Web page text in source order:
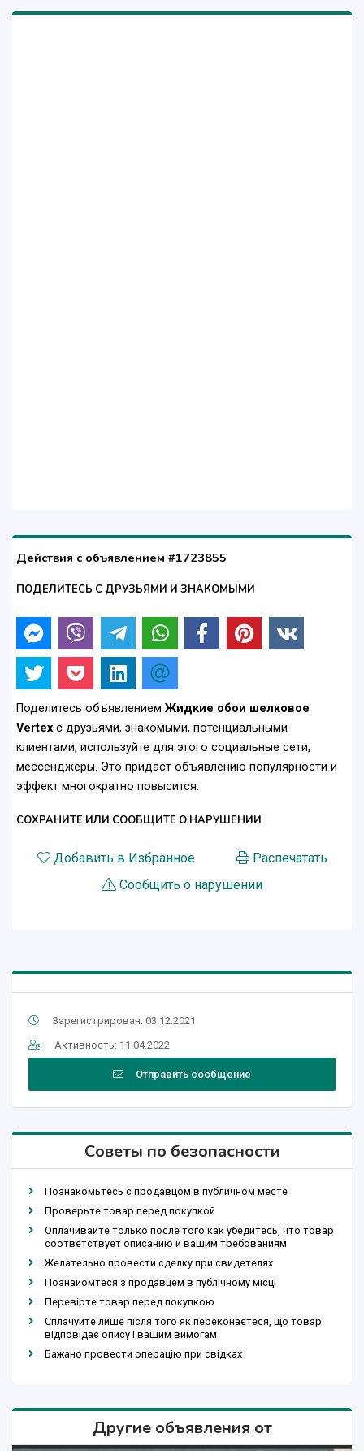
Действия с объявлением #1723855
ПОДЕЛИТЕСЬ С ДРУЗЬЯМИ И ЗНАКОМЫМИ
Поделитесь объявлением Жидкие обои шелковое
Vertex с друзьями, знакомыми, потенциальными
клиентами, используйте для этого социальные сети,
мессенджеры. Это придаст объявлению популярности и
эффект многократно повысится.
СОХРАНИТЕ ИЛИ СООБЩИТЕ О НАРУШЕНИИ
Добавить в Избранное
Распечатать
Сообщить о нарушении
Зарегистрирован: 03.12.2021
Активность: 11.04.2022
Отправить сообщение
Советы по безопасности
Познакомьтесь с продавцом в публичном месте
Проверьте товар перед покупкой
Оплачивайте только после того как убедитесь, что товар
соответствует описанию и вашим требованиям
Желательно провести сделку при свидетелях
Познайомтеся з продавцем в публічному місці
Перевірте товар перед покупкою
Сплачуйте лише після того як переконаєтеся, що товар
відповідає опису і вашим вимогам
Бажано провести операцію при свідках
Другие объявления от